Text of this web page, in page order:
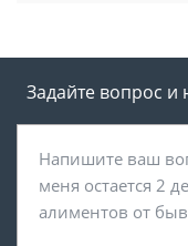
Задайте вопрос и